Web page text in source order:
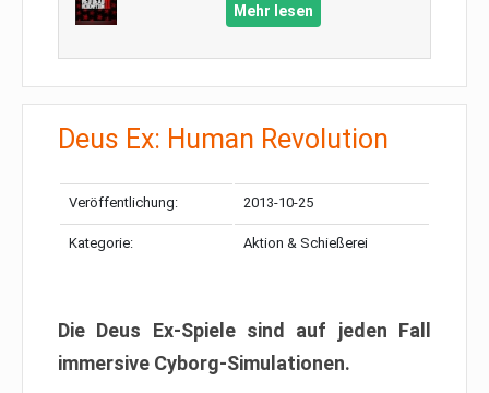
Mehr lesen
Deus Ex: Human Revolution
Veröffentlichung: 2013-10-25
Kategorie: Aktion & Schießerei
Die Deus Ex-Spiele sind auf jeden Fall
immersive Cyborg-Simulationen.